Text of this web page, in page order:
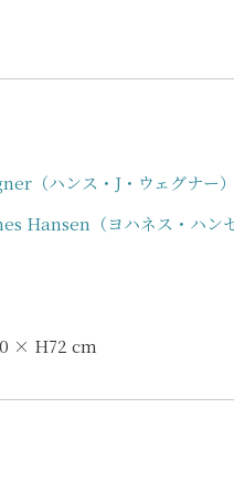
（ハンス・J・ウェグナー）
Hansen（ヨハネス・ハンセ
× H72 cm